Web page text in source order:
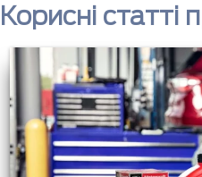
Корисні статті